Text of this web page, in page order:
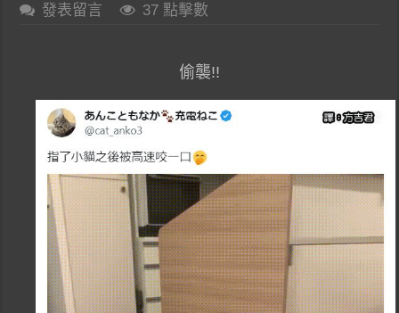
發表留言
37 點擊數
偷襲!!